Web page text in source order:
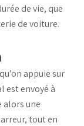
de vie, que
de voiture.
appuie sur
est envoyé à
alors une
tout en